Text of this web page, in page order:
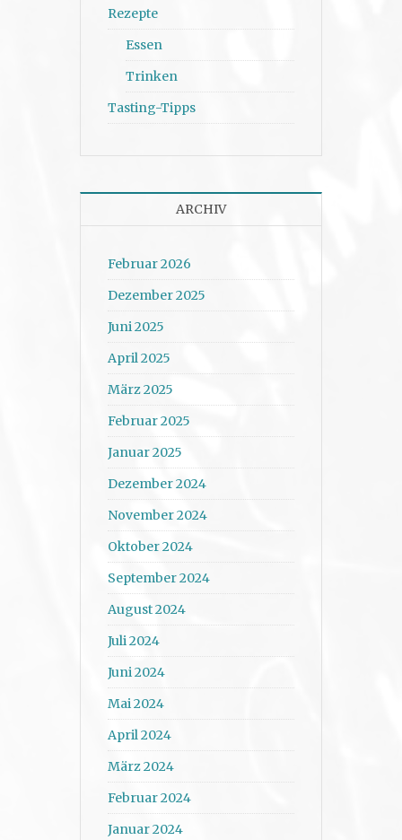
Rezepte
Essen
Trinken
Tasting-Tipps
ARCHIV
Februar 2026
Dezember 2025
Juni 2025
April 2025
März 2025
Februar 2025
Januar 2025
Dezember 2024
November 2024
Oktober 2024
September 2024
August 2024
Juli 2024
Juni 2024
Mai 2024
April 2024
März 2024
Februar 2024
Januar 2024